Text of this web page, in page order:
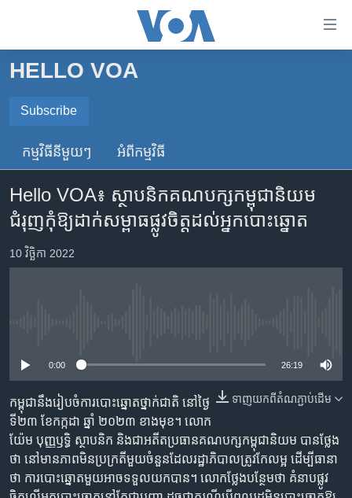
គេហទំព័រ​
រំលង​
ព័ត៌មាន​​
តែ​
រំលង​
សម្ព័ន្ធ​
និង​
ចូល​
ទៅ​
កាន់​
ទំព័រ​
កម្ពុជា
អន្តរជាតិ
ចិន
ហេឡូវីអូអេ
កម្ពុជាច្នៃប្រតិដ្ឋ
ព្រឹត្តិការណ៍ព័ត៌មាន
Khmer English
បណ្តាញ​សង្គម
HELLO VOA
Subscribe
SUBSCRIBE
ទទួល​​​សេវា​​​ Podcast
កម្មវិធី​នីមួយៗ អំពី​កម្មវិធី​
Hello VOA៖ ស្ថាបនិក​គណបក្ស​កម្ពុជា​និយម​
ជំរុញ​កុំ​ឱ្យ​ដាក់​សម្ពាធ​ផ្លូវ​ចិត្ត​ដល់​អ្នកបោះឆ្នោត
10 វិច្ឆិកា 2022
0:00 26:19
ទាញ​យក​ពី​តំណភ្ជាប់​ដើម
កម្ពុជា​នឹង​រៀបចំ​ការបោះឆ្នោត​ថ្នាក់​ជាតិ នៅថ្ងៃ​
ទី២៣ ខែកក្កដា ឆ្នាំ ២០២៣ ខាងមុខ។ លោក
យ៉ែម បុញ្ញឫទ្ធិ ស្ថាបនិក និង​ជា​អតីត​ប្រធាន​គណបក្ស​កម្ពុជា​និយម បាន​ថ្លែង​
ថា នៅ​មាន​ភាពមិន​ប្រក្រតី​មួយ​ចំនួន​ដែល​រដ្ឋាភិបាល​ត្រូវ​កែលម្អ ដើម្បី​ធានា​
ថា ការបោះឆ្នោត​មួយ​អាច​ទទួល​យក​បាន។ លោក​ថ្លែង​បន្ថែម​ថា គំនាប​ផ្លូវ